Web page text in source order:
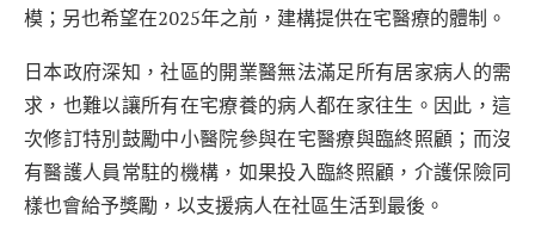
模；另也希望在2025年之前，建構提供在宅醫療的體制。
日本政府深知，社區的開業醫無法滿足所有居家病人的需
求，也難以讓所有在宅療養的病人都在家往生。因此，這
次修訂特別鼓勵中小醫院參與在宅醫療與臨終照顧；而沒
有醫護人員常駐的機構，如果投入臨終照顧，介護保險同
樣也會給予獎勵，以支援病人在社區生活到最後。